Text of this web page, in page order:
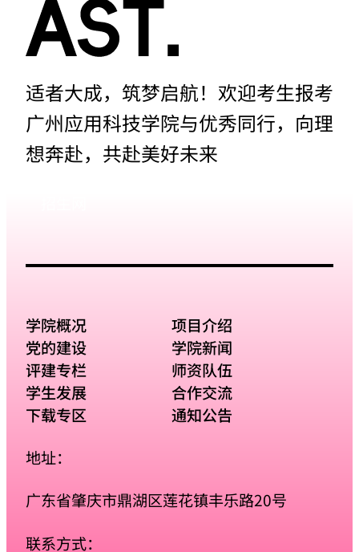
适者大成，筑梦启航！欢迎考生报考
广州应用科技学院与优秀同行，向理
想奔赴，共赴美好未来
地址：
广东省肇庆市鼎湖区莲花镇丰乐路20号
联系方式：
学院概况
项目介绍
党的建设
学院新闻
评建专栏
师资队伍
学生发展
合作交流
下载专区
通知公告